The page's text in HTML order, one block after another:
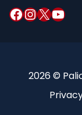
Facebook InstagramX YouTube
2026 ©